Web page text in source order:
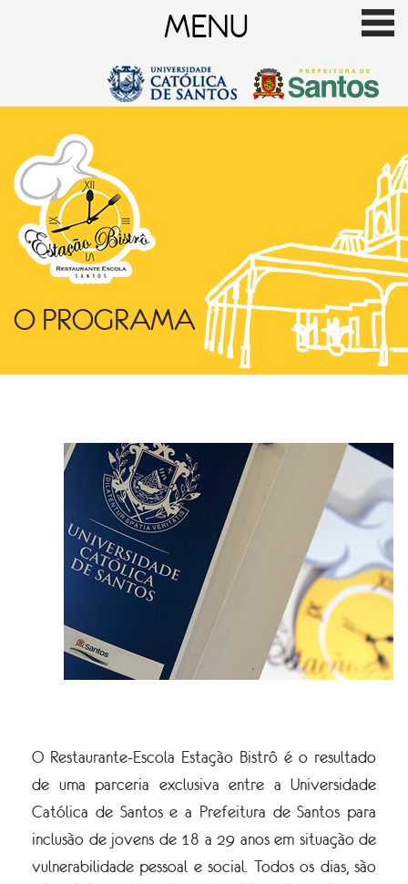
MENU
O PROGRAMA
O Restaurante-Escola Estação Bistrô é o resultado
de uma parceria exclusiva entre a Universidade
Católica de Santos e a Prefeitura de Santos para
inclusão de jovens de 18 a 29 anos em situação de
vulnerabilidade pessoal e social. Todos os dias, são